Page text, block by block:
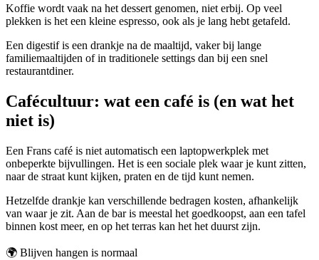
Koffie wordt vaak na het dessert genomen, niet erbij. Op veel
plekken is het een kleine espresso, ook als je lang hebt getafeld.
Een digestif is een drankje na de maaltijd, vaker bij lange
familiemaaltijden of in traditionele settings dan bij een snel
restaurantdiner.
Cafécultuur: wat een café is (en wat het
niet is)
Een Frans café is niet automatisch een laptopwerkplek met
onbeperkte bijvullingen. Het is een sociale plek waar je kunt zitten,
naar de straat kunt kijken, praten en de tijd kunt nemen.
Hetzelfde drankje kan verschillende bedragen kosten, afhankelijk
van waar je zit. Aan de bar is meestal het goedkoopst, aan een tafel
binnen kost meer, en op het terras kan het het duurst zijn.
🌍 Blijven hangen is normaal